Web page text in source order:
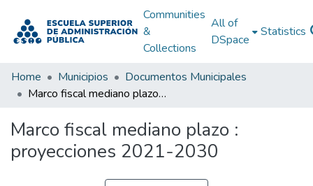
Communities
&
Collections
All of
DSpace
Statistics
Home Municipios
Documentos Municipales
Marco fiscal mediano plazo : proyecciones 2021-2030
Marco fiscal mediano plazo :
proyecciones 2021-2030